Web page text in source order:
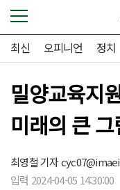
최신 오피니언 정치
밀양교육지
미래의 큰
최영철 기자
입력 2024-04-05 14:30:00